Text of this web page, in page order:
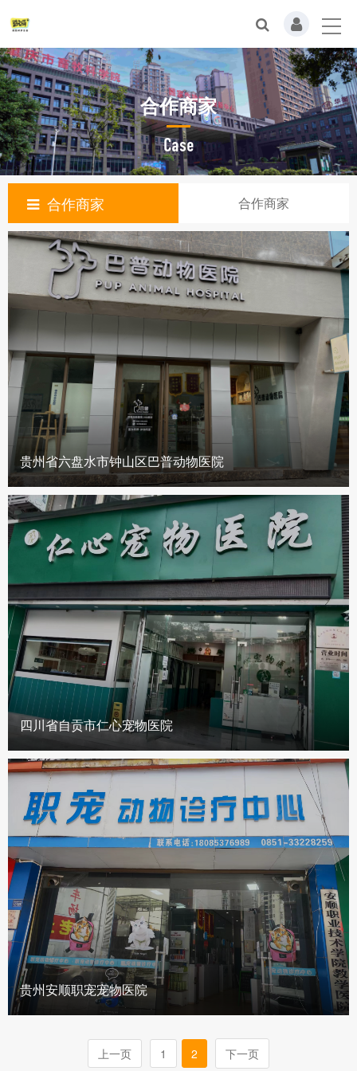
合作商家
Case
合作商家 合作商家
贵州省六盘水市钟山区巴普动物医院
四川省自贡市仁心宠物医院
贵州安顺职宠宠物医院
上一页 1 2 下一页